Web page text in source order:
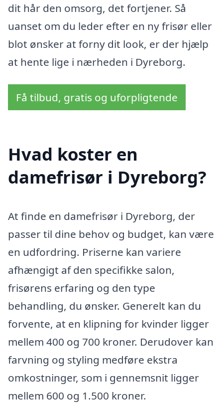
dit hår den omsorg, det fortjener. Så
uanset om du leder efter en ny frisør eller
blot ønsker at forny dit look, er der hjælp
at hente lige i nærheden i Dyreborg.
Få tilbud, gratis og uforpligtende
Hvad koster en
damefrisør i Dyreborg?
At finde en damefrisør i Dyreborg, der
passer til dine behov og budget, kan være
en udfordring. Priserne kan variere
afhængigt af den specifikke salon,
frisørens erfaring og den type
behandling, du ønsker. Generelt kan du
forvente, at en klipning for kvinder ligger
mellem 400 og 700 kroner. Derudover kan
farvning og styling medføre ekstra
omkostninger, som i gennemsnit ligger
mellem 600 og 1.500 kroner.